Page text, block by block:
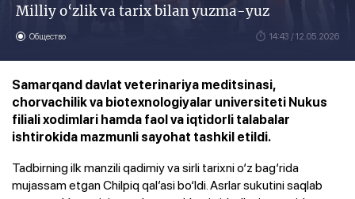
Milliy o‘zlik va tarix bilan yuzma-yuz
Общество 14:43 / 12.05.2026
Samarqand davlat veterinariya meditsinasi,
chorvachilik va biotexnologiyalar universiteti Nukus
filiali xodimlari hamda faol va iqtidorli talabalar
ishtirokida mazmunli sayohat tashkil etildi.
Tadbirning ilk manzili qadimiy va sirli tarixni o‘z bag‘rida
mujassam etgan Chilpiq qal’asi bo‘ldi. Asrlar sukutini saqlab